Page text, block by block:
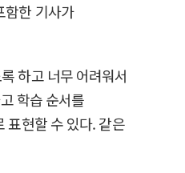
함한 기사가
하고 너무 어려워서
학습 순서를
표현할 수 있다. 같은